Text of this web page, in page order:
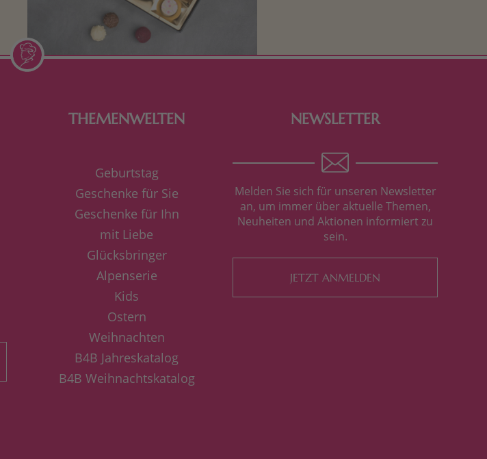
THEMENWELTEN
Geburtstag
Geschenke für Sie
Geschenke für Ihn
mit Liebe
Glücksbringer
Alpenserie
Kids
Ostern
Weihnachten
B4B Jahreskatalog
B4B Weihnachtskatalog
NEWSLETTER
Melden Sie sich für unseren Newsletter
an, um immer über aktuelle Themen,
Neuheiten und Aktionen informiert zu
sein.
JETZT ANMELDEN